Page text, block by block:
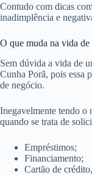
Contudo com dicas
inadimplência e
O que muda na vida
Sem dúvida a vida de
Cunha Porã, pois essa
de negócio.
Inegavelmente tendo o
quando se trata de
Empréstimos;
Financiamento;
Cartão de